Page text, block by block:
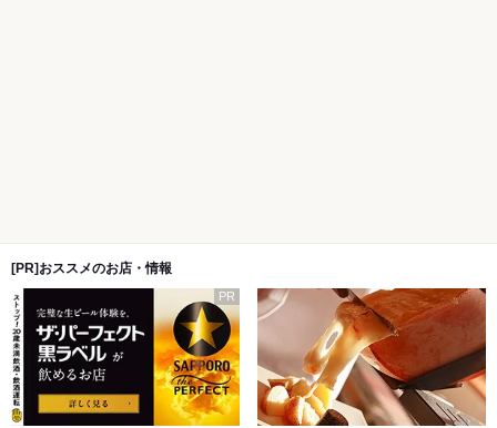
[PR]おススメのお店・情報
PR